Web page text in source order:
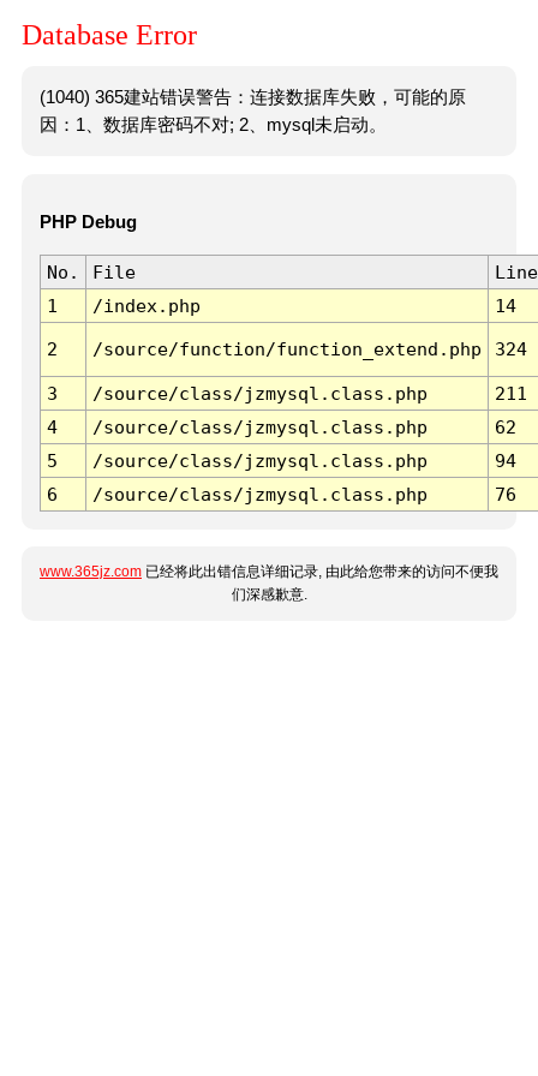
Database Error
(1040) 365建站错误警告：连接数据库失败，可能的原
因：1、数据库密码不对; 2、mysql未启动。
PHP Debug
No. File
Line
1
/index.php 14
2 /source/function/function_extend.php 324
3 /source/class/jzmysql.class.php
211
4
/source/class/jzmysql.class.php
62
5
/source/class/jzmysql.class.php
94
6
/source/class/jzmysql.class.php 76
www.365jz.com 已经将此出错信息详细记录, 由此给您带来的访问不便我
们深感歉意.